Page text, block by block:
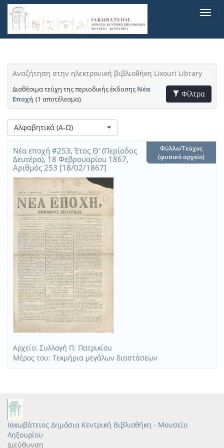
Παράκαμψη
προς
κυρίως
Αναζήτηση στην ηλεκτρονική βιβλιοθήκη Lixouri Library
Διαθέσιμα τεύχη της περιοδικής έκδοσης Νέα
Εποχή (1 αποτέλεσμα)
Toggle Filters
Φίλτρα
Διαθέσιμα
της
περιοδικής
έκδοσης
Εποχή
(1
αποτέλεσμα)
Επιστροφή
Λίστα
μετα
αποτελέσματα
αναζήτησης:
Αλφαβητικά (Α-Ω)
Νέα εποχή #253, Έτος Θ' (Περίοδος
Δευτέρα), 18 Φεβρουαρίου 1867,
Αριθμός 253 [18/02/1867]
Φύλλο/Τεύχος
(φυσικό αρχείο)
Αρχείο: Συλλογή Π. Πατρικίου
Μέρος του: Τεκμήρια μεγάλων διαστάσεων
Ιακωβάτειος Δημόσια Κεντρική Βιβλιοθήκη - Μουσείο
Ληξουρίου
Διεύθυνση